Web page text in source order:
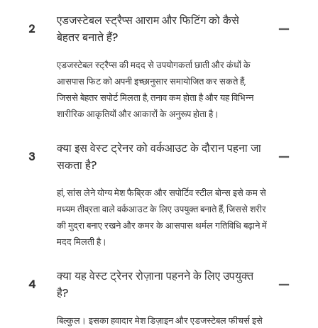
2
एडजस्टेबल स्ट्रैप्स आराम और फिटिंग को कैसे
बेहतर बनाते हैं?
एडजस्टेबल स्ट्रैप्स की मदद से उपयोगकर्ता छाती और कंधों के
आसपास फिट को अपनी इच्छानुसार समायोजित कर सकते हैं,
जिससे बेहतर सपोर्ट मिलता है, तनाव कम होता है और यह विभिन्न
शारीरिक आकृतियों और आकारों के अनुरूप होता है।
3
क्या इस वेस्ट ट्रेनर को वर्कआउट के दौरान पहना जा
सकता है?
हां, सांस लेने योग्य मेश फैब्रिक और सपोर्टिव स्टील बोन्स इसे कम से
मध्यम तीव्रता वाले वर्कआउट के लिए उपयुक्त बनाते हैं, जिससे शरीर
की मुद्रा बनाए रखने और कमर के आसपास थर्मल गतिविधि बढ़ाने में
मदद मिलती है।
4
क्या यह वेस्ट ट्रेनर रोज़ाना पहनने के लिए उपयुक्त
है?
बिल्कुल। इसका हवादार मेश डिज़ाइन और एडजस्टेबल फीचर्स इसे